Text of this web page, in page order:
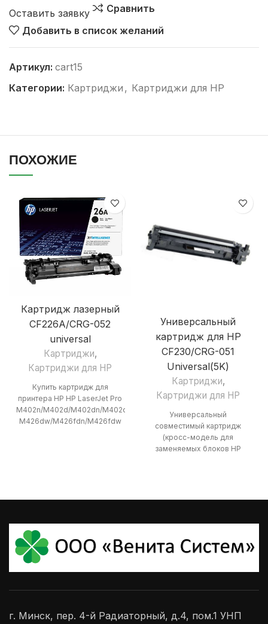
Оставить заявку
Сравнить
Добавить в список желаний
Артикул: cart15
Категории: Картриджи , Картриджи для HP
ПОХОЖИЕ
Картридж лазерный
CF226A/CRG-052
universal
Картриджи,
Картриджи для HP
Купить картридж для
принтера HP HP LaserJet Pro
M402n/M402d/M402dn/M402dw/M402dne/MFP
M426dw/M426fdn/M426fdw
Универсальный
картридж для НР
CF230/CRG-051
Universal(5K)
Картриджи,
Картриджи для HP
Универсальный
совместимый картридж
(кросс-модель для
заменяемых блоков HP
г. Минск, пер. 4-й Радиаторный, д.4, пом.1 УНП